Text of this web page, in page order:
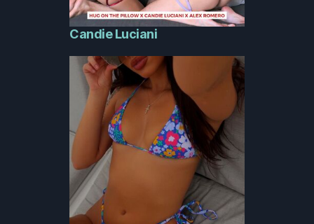
Candie Luciani